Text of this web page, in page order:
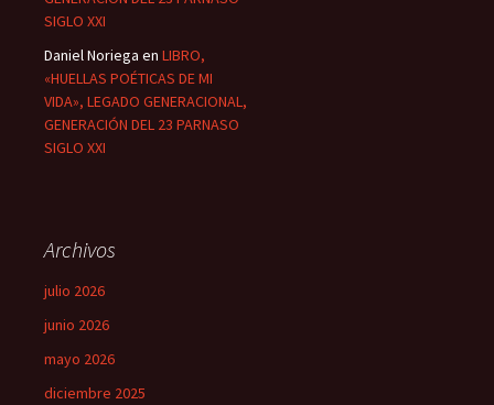
SIGLO XXI
Daniel Noriega en LIBRO,
«HUELLAS POÉTICAS DE MI
VIDA», LEGADO GENERACIONAL,
GENERACIÓN DEL 23 PARNASO
SIGLO XXI
Archivos
julio 2026
junio 2026
mayo 2026
diciembre 2025